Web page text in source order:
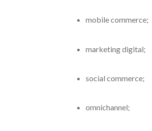
mobile commerce;
marketing digital;
social commerce;
omnichannel;